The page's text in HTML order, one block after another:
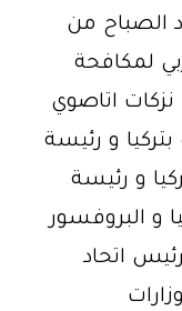
الصباح من
لمكافحة
نزكات اتاصوي
و رئيسة
و رئيسة
و البروفسور
اتحاد